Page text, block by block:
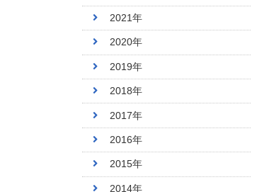
2021年
2020年
2019年
2018年
2017年
2016年
2015年
2014年